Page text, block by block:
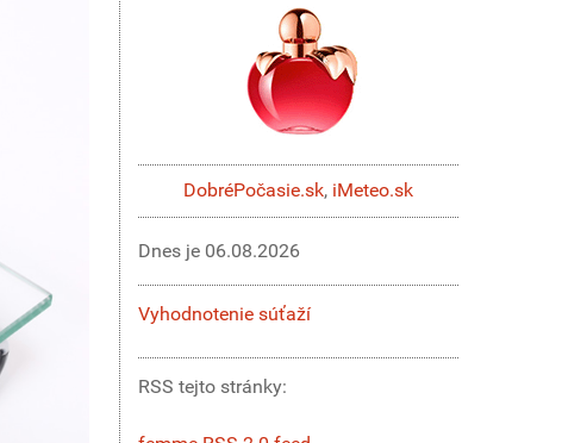
DobréPočasie.sk, iMeteo.sk
Dnes je 06.08.2026
Vyhodnotenie súťaží
RSS tejto stránky: